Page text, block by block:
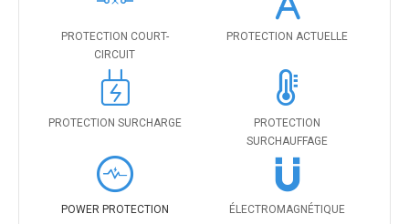
PROTECTION COURT-
CIRCUIT
PROTECTION ACTUELLE
PROTECTION SURCHARGE
PROTECTION
SURCHAUFFAGE
POWER PROTECTION ÉLECTROMAGNÉTIQUE